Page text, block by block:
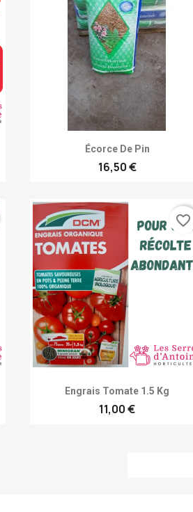
Achat rapide
Écorce De Pin
16,50 €
Achat rapide
Engrais Tomate 1.5 Kg
11,00 €
favorite_border